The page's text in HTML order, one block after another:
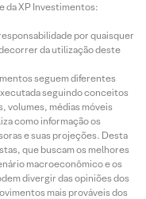
da XP Investimentos:
por quaisquer
da utilização deste
seguem diferentes
seguindo conceitos
volumes, médias móveis
como informação os
e suas projeções. Desta
que buscam os melhores
macroeconômico e os
divergir das opiniões dos
mais prováveis dos